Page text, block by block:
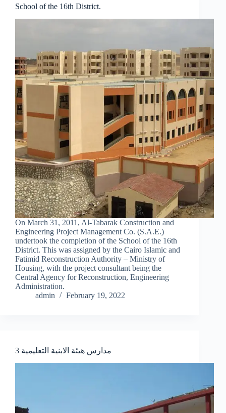
School of the 16th District.
On March 31, 2011, Al-Tabarak Construction and
Engineering Project Management Co. (S.A.E.)
undertook the completion of the School of the 16th
District. This was assigned by the Cairo Islamic and
Fatimid Reconstruction Authority – Ministry of
Housing, with the project consultant being the
Central Agency for Reconstruction, Engineering
Administration.
admin
February 19, 2022
مدارس هيئة الابنية التعليمية 3